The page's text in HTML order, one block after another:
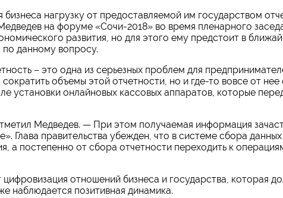
нагрузку от предоставляемой им государством
на форуме «Сочи-2018» во время пленарного
развития, но для этого ему предстоит в
по данному вопросу.
– это одна из серьезных проблем для
объемы этой отчетности, но и где-то вовсе от нее
установки онлайновых кассовых аппаратов, которые
Медведев. — При этом получаемая информация
Глава правительства убежден, что в системе сбора данных
а постепенно от сбора отчетности переходить к
отношений бизнеса и государства, которая
наблюдается позитивная динамика.